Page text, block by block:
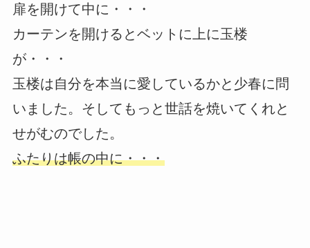
扉を開けて中に・・・
カーテンを開けるとベットに上に玉楼
が・・・
玉楼は自分を本当に愛しているかと少春に問
いました。そしてもっと世話を焼いてくれと
せがむのでした。
ふたりは帳の中に・・・